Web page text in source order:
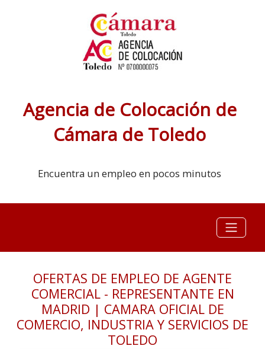
Agencia de Colocación de
Cámara de Toledo
Encuentra un empleo en pocos minutos
OFERTAS DE EMPLEO DE AGENTE
COMERCIAL - REPRESENTANTE EN
MADRID | CAMARA OFICIAL DE
COMERCIO, INDUSTRIA Y SERVICIOS DE
TOLEDO